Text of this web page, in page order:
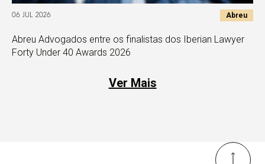
06 JUL 2026 Abreu
Abreu Advogados entre os finalistas dos Iberian Lawyer
Forty Under 40 Awards 2026
Ver Mais